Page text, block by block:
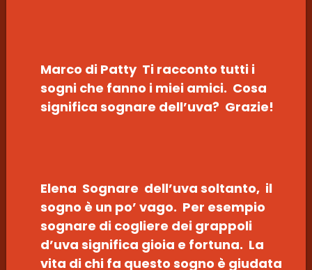
Marco di Patty Ti racconto tutti i
sogni che fanno i miei amici. Cosa
significa sognare dell’uva? Grazie!
Elena Sognare dell’uva soltanto, il
sogno è un po’ vago. Per esempio
sognare di cogliere dei grappoli
d’uva significa gioia e fortuna. La
vita di chi fa questo sogno è giudata